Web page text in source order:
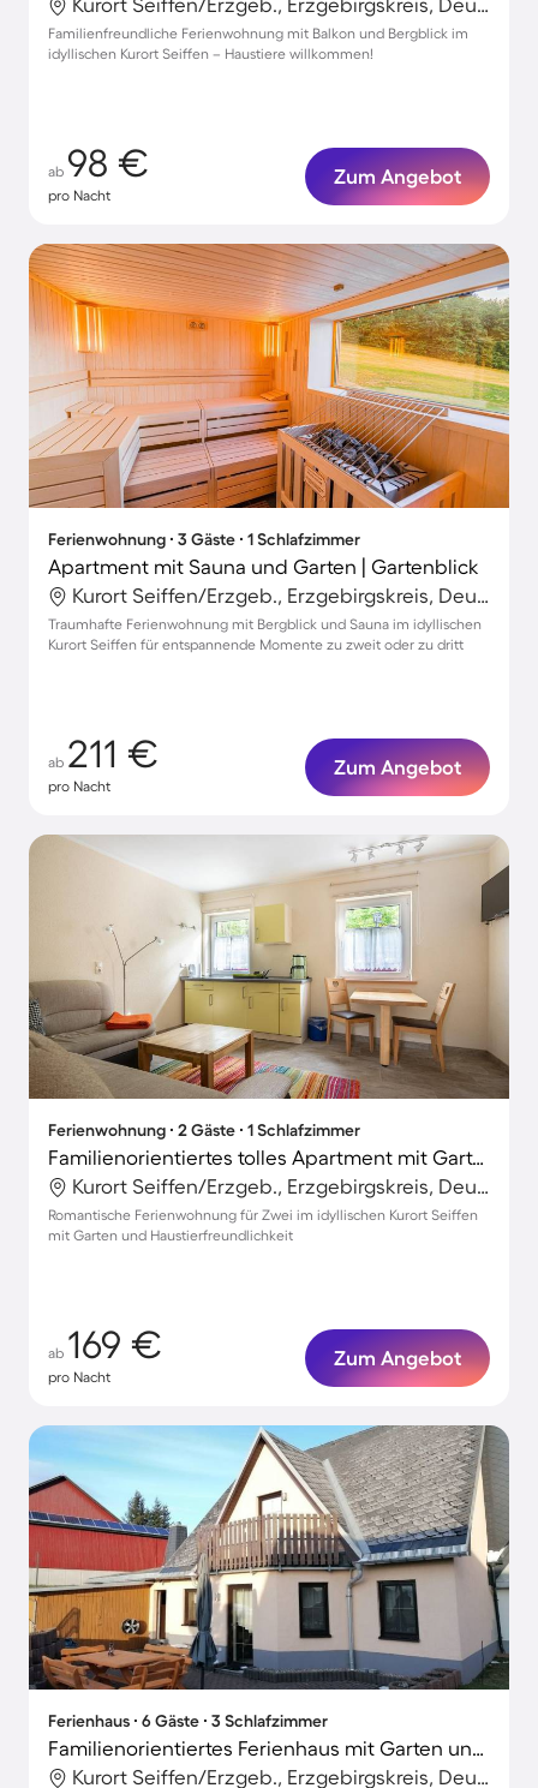
Familienfreundliche Ferienwohnung mit Balkon und Bergblick im
idyllischen Kurort Seiffen – Haustiere willkommen!
ab 98 €
pro Nacht
Zum Angebot
Ferienwohnung ∙ 3 Gäste ∙ 1 Schlafzimmer
Apartment mit Sauna und Garten | Gartenblick
Kurort Seiffen/Erzgeb., Erzgebirgskreis, Deutschland
Traumhafte Ferienwohnung mit Bergblick und Sauna im idyllischen
Kurort Seiffen für entspannende Momente zu zweit oder zu dritt
ab 211 €
pro Nacht
Zum Angebot
Ferienwohnung ∙ 2 Gäste ∙ 1 Schlafzimmer
Familienorientiertes tolles Apartment mit Garten, Grill und Terrasse | Gartenblick | Haustierfreundlich
Kurort Seiffen/Erzgeb., Erzgebirgskreis, Deutschland
Romantische Ferienwohnung für Zwei im idyllischen Kurort Seiffen
mit Garten und Haustierfreundlichkeit
ab 169 €
pro Nacht
Zum Angebot
Ferienhaus ∙ 6 Gäste ∙ 3 Schlafzimmer
Familienorientiertes Ferienhaus mit Garten und Grill
Kurort Seiffen/Erzgeb., Erzgebirgskreis, Deutschland